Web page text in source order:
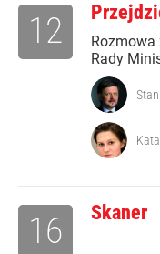
Rozmowa
Rady
12
Skaner
16